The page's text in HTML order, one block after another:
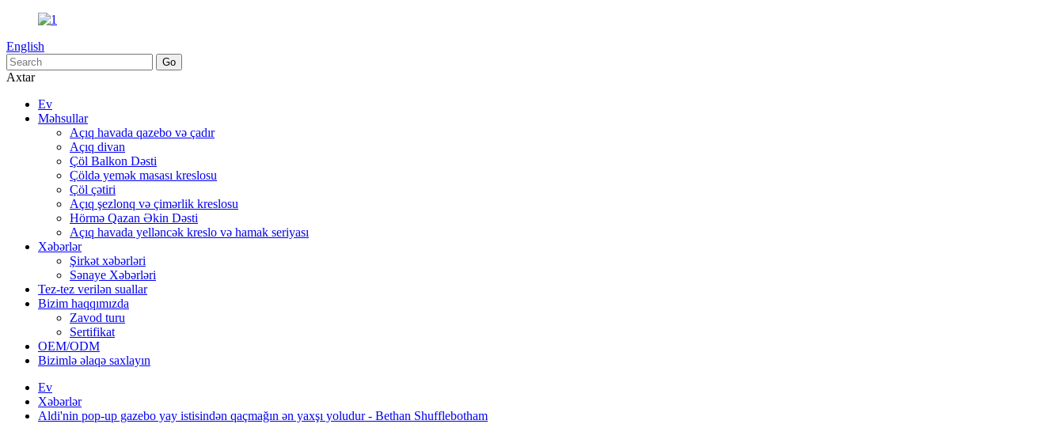
English
Axtar
Ev
Məhsullar
Açıq havada qazebo və çadır
Açıq divan
Çöl Balkon Dəsti
Çöldə yemək masası kreslosu
Çöl çətiri
Açıq şezlonq və çimərlik kreslosu
Hörmə Qazan Əkin Dəsti
Açıq havada yelləncək kreslo və hamak seriyası
Xəbərlər
Şirkət xəbərləri
Sənaye Xəbərləri
Tez-tez verilən suallar
Bizim haqqımızda
Zavod turu
Sertifikat
OEM/ODM
Bizimlə əlaqə saxlayın
Ev
Xəbərlər
Aldi'nin pop-up gazebo yay istisindən qaçmağın ən yaxşı yoludur - Bethan Shufflebotham